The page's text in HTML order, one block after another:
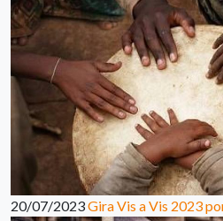
20/07/2023Gira Vis a Vis 2023